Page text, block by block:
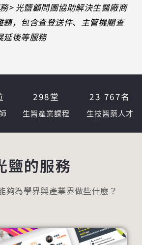
> 光鹽顧問團協助解決生醫廠商
題，包含查登送件、主管機關查
延後等服務
生醫產業課程
298堂
生技醫藥人才
23 767名
鹽的服務
夠為學界與產業界做些什麼？